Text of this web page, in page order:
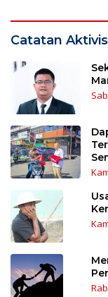
Catatan Aktivis